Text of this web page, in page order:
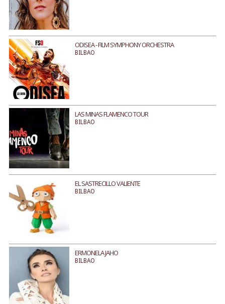
ODISEA - FILM SYMPHONY ORCHESTRA
BILBAO
LAS MINAS FLAMENCO TOUR
BILBAO
EL SASTRECILLO VALIENTE
BILBAO
ERMONELA JAHO
BILBAO